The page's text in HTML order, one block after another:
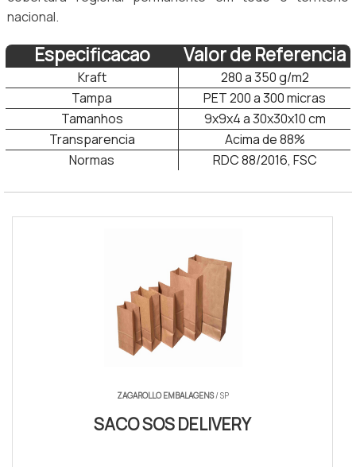
nacional.
Especificacao Valor de Referencia
Kraft
280 a 350 g/m2
Tampa
PET 200 a 300 micras
Tamanhos
9x9x4 a 30x30x10 cm
Transparencia
Acima de 88%
Normas
RDC 88/2016, FSC
ZAGAROLLO EMBALAGENS/ SP
SACO SOS DELIVERY